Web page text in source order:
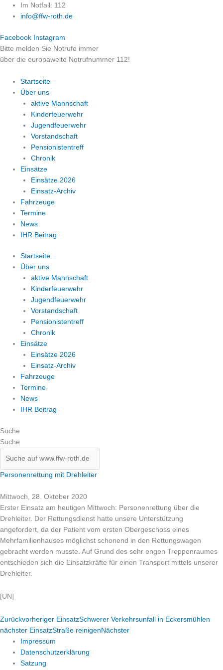
Zum
Inhalt
Im Notfall: 112
info@ffw-roth.de
Facebook Instagram
Bitte melden Sie Notrufe immer
über die europaweite Notrufnummer 112!
Startseite
Über uns
aktive Mannschaft
Kinderfeuerwehr
Jugendfeuerwehr
Vorstandschaft
Pensionistentreff
Chronik
Einsätze
Einsätze 2026
Einsatz-Archiv
Fahrzeuge
Termine
News
IHR Beitrag
Startseite
Über uns
aktive Mannschaft
Kinderfeuerwehr
Jugendfeuerwehr
Vorstandschaft
Pensionistentreff
Chronik
Einsätze
Einsätze 2026
Einsatz-Archiv
Fahrzeuge
Termine
News
IHR Beitrag
Suche
Suche
Personenrettung mit Drehleiter
Mittwoch, 28. Oktober 2020
Erster Einsatz am heutigen Mittwoch: Personenrettung über die
Drehleiter. Der Rettungsdienst hatte unsere Unterstützung
angefordert, da der Patient vom ersten Obergeschoss eines
Mehrfamilienhauses möglichst schonend in den Rettungswagen
gebracht werden musste. Auf Grund des sehr engen Treppenraumes
entschieden sich die Einsatzkräfte für einen Transport mittels unserer
Drehleiter.
[UN]
Zurückvorheriger EinsatzSchwerer Verkehrsunfall in Eckersmühlen
nächster EinsatzStraße reinigen Nächster
Impressum
Datenschutzerklärung
Satzung